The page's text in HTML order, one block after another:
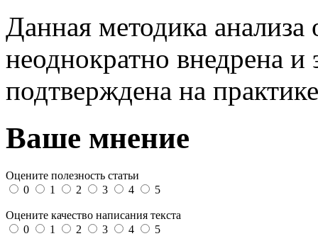
Данная методика
неоднократно внедрена и
подтверждена на
Ваше мнение
Оцените полезность статьи
0
1 2 3 4 5
Оцените качество написания текста
0
1 2 3 4 5